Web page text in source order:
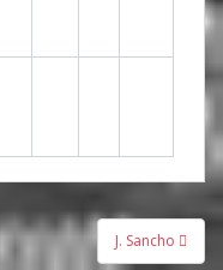
J. Sancho